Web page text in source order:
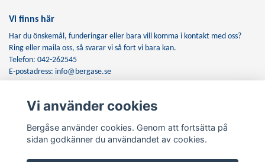
Vi finns här
Har du önskemål, funderingar eller bara vill komma i kontakt med oss?
Ring eller maila oss, så svarar vi så fort vi bara kan.
Telefon: 042-262545
E-postadress: info@bergase.se
Anmäl dig till vårt nyhetsbrev
Prenumerera
Vi använder cookies
Bergåse använder cookies. Genom att fortsätta på
sidan godkänner du användandet av cookies.